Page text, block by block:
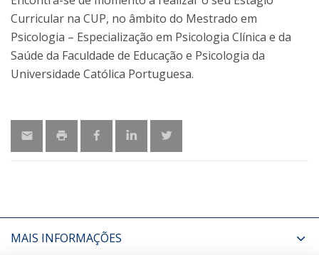
Curricular na CUP, no âmbito do Mestrado em
Psicologia – Especialização em Psicologia Clínica e da
Saúde da Faculdade de Educação e Psicologia da
Universidade Católica Portuguesa.
MAIS INFORMAÇÕES